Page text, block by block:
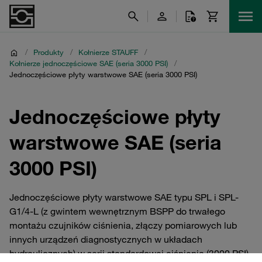
/ Produkty / Kołnierze STAUFF
/
Kołnierze jednoczęściowe SAE (seria 3000 PSI)
/
Jednoczęściowe płyty warstwowe SAE (seria 3000 PSI)
Jednoczęściowe płyty
warstwowe SAE (seria
3000 PSI)
Jednoczęściowe płyty warstwowe SAE typu SPL i SPL-
G1/4-L (z gwintem wewnętrznym BSPP do trwałego
montażu czujników ciśnienia, złączy pomiarowych lub
innych urządzeń diagnostycznych w układach
hydraulicznych) w serii standardowej ciśnienia (3000 PSI)